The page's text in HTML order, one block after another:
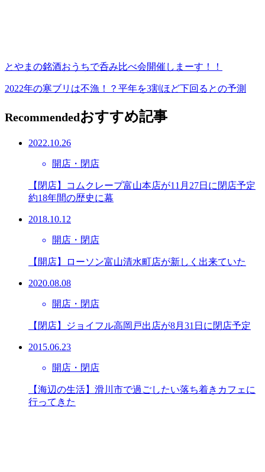
とやまの銘酒おうちで呑み比べ会開催しまーす！！
2022年の寒ブリは不漁！？平年を3割ほど下回るとの予測
Recommendedおすすめ記事
2022.10.26
開店・閉店
【閉店】コムクレープ富山本店が11月27日に閉店予定
約18年間の歴史に幕
2018.10.12
開店・閉店
【開店】ローソン富山清水町店が新しく出来ていた
2020.08.08
開店・閉店
【閉店】ジョイフル高岡戸出店が8月31日に閉店予定
2015.06.23
開店・閉店
【海辺の生活】滑川市で過ごしたい落ち着きカフェに
行ってきた